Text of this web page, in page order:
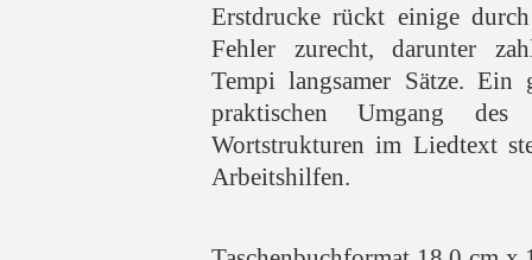
Erstdrucke rückt einige
Fehler zurecht, darunter
Tempi langsamer Sätze.
praktischen Umgang
Wortstrukturen im Liedtext
Arbeitshilfen.